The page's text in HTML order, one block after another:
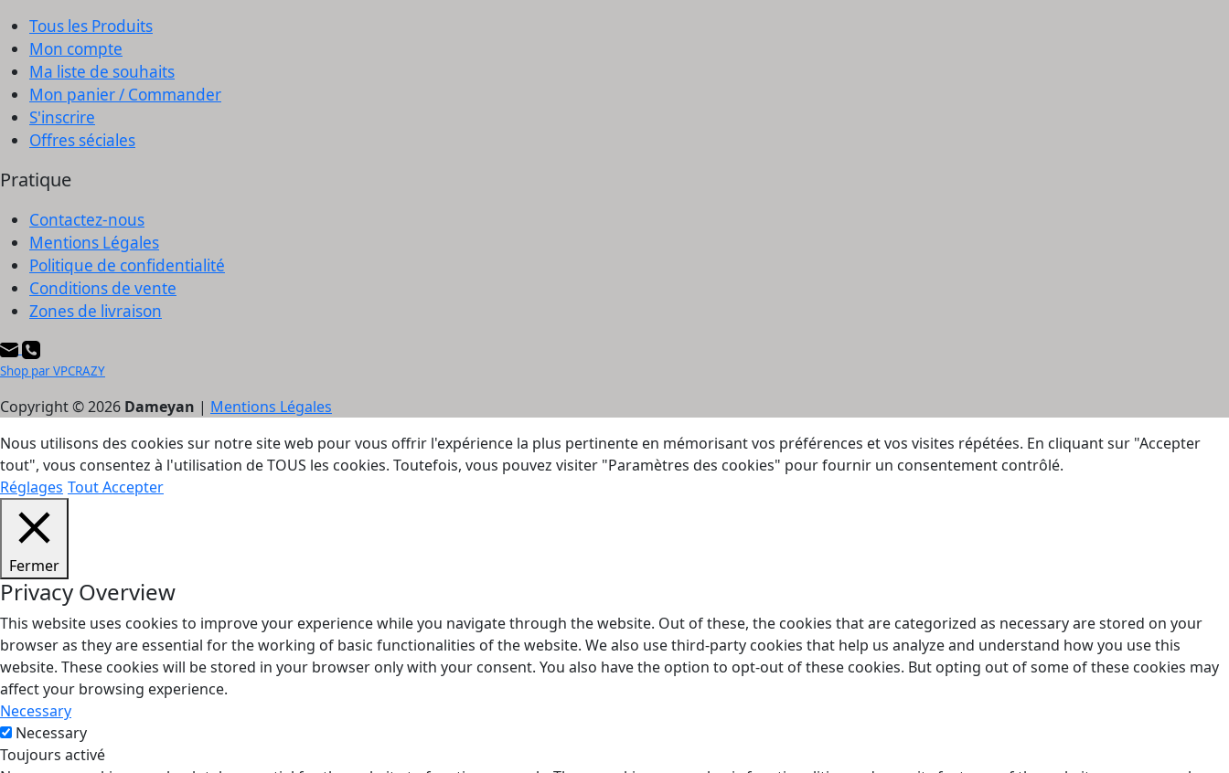
Tous les Produits
Mon compte
Ma liste de souhaits
Mon panier / Commander
S'inscrire
Offres séciales
Pratique
Contactez-nous
Mentions Légales
Politique de confidentialité
Conditions de vente
Zones de livraison
Shop par VPCRAZY
Copyright © 2026 Dameyan | Mentions Légales
Nous utilisons des cookies sur notre site web pour vous offrir l'expérience la plus pertinente en mémorisant vos préférences et vos visites répétées. En cliquant sur "Accepter
tout", vous consentez à l'utilisation de TOUS les cookies. Toutefois, vous pouvez visiter "Paramètres des cookies" pour fournir un consentement contrôlé.
Réglages Tout Accepter
Fermer
Privacy Overview
This website uses cookies to improve your experience while you navigate through the website. Out of these, the cookies that are categorized as necessary are stored on your
browser as they are essential for the working of basic functionalities of the website. We also use third-party cookies that help us analyze and understand how you use this
website. These cookies will be stored in your browser only with your consent. You also have the option to opt-out of these cookies. But opting out of some of these cookies may
affect your browsing experience.
Necessary
Necessary
Toujours activé